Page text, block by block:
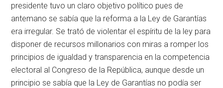
presidente tuvo un claro objetivo político pues de
antemano se sabía que la reforma a la Ley de Garantías
era irregular. Se trató de violentar el espíritu de la ley para
disponer de recursos millonarios con miras a romper los
principios de igualdad y transparencia en la competencia
electoral al Congreso de la República, aunque desde un
principio se sabía que la Ley de Garantías no podía ser